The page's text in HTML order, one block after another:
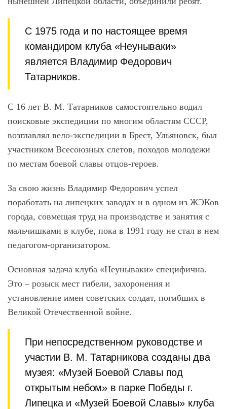
С 1975 года и по настоящее время
командиром клуба «Неунываки»
является Владимир Федорович
Татарников.
С 16 лет В. М. Татарников самостоятельно водил
поисковые экспедиции по многим областям СССР,
возглавлял вело-экспедиции в Брест, Ульяновск, был
участником Всесоюзных слетов, походов молодежи
по местам боевой славы отцов-героев.
За свою жизнь Владимир Федорович успел
поработать на липецких заводах и в одном из ЖЭКов
города, совмещая труд на производстве и занятия с
мальчишками в клубе, пока в 1991 году не стал в нем
педагогом-организатором.
Основная задача клуба «Неунываки» специфична.
Это – розыск мест гибели, захоронения и
установление имен советских солдат, погибших в
Великой Отечественной войне.
При непосредственном руководстве и
участии В. М.Татарникова созданы два
музея: «Музей Боевой Славы под
открытым небом» в парке Победы г.
Липецка и «Музей Боевой Славы» клуба